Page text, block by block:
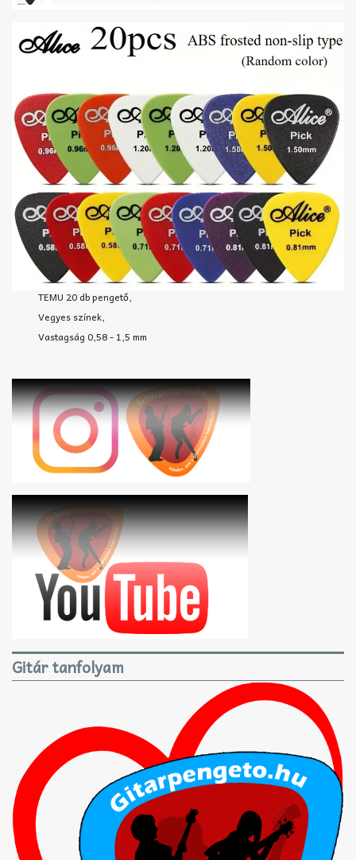
TEMU 20 db pengető,
Vegyes színek,
Vastagság 0,58 - 1,5 mm
Gitár tanfolyam